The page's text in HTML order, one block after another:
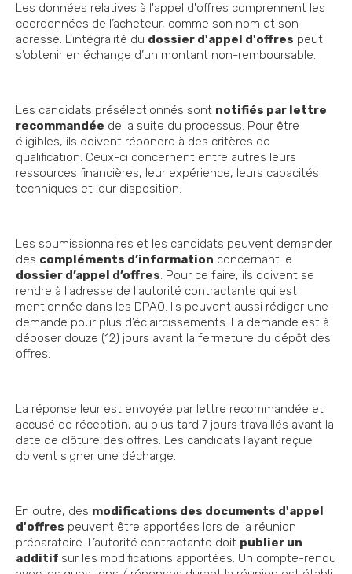
Les données relatives à l'appel d'offres comprennent les
coordonnées de l’acheteur, comme son nom et son
adresse. L’intégralité du dossier d'appel d'offres peut
s’obtenir en échange d’un montant non-remboursable.
Les candidats présélectionnés sont notifiés par lettre
recommandée de la suite du processus. Pour être
éligibles, ils doivent répondre à des critères de
qualification. Ceux-ci concernent entre autres leurs
ressources financières, leur expérience, leurs capacités
techniques et leur disposition.
Les soumissionnaires et les candidats peuvent demander
des compléments d’information concernant le
dossier d’appel d’offres. Pour ce faire, ils doivent se
rendre à l'adresse de l'autorité contractante qui est
mentionnée dans les DPAO. Ils peuvent aussi rédiger une
demande pour plus d’éclaircissements. La demande est à
déposer douze (12) jours avant la fermeture du dépôt des
offres.
La réponse leur est envoyée par lettre recommandée et
accusé de réception, au plus tard 7 jours travaillés avant la
date de clôture des offres. Les candidats l’ayant reçue
doivent signer une décharge.
En outre, des modifications des documents d'appel
d'offres peuvent être apportées lors de la réunion
préparatoire. L’autorité contractante doit publier un
additif sur les modifications apportées. Un compte-rendu